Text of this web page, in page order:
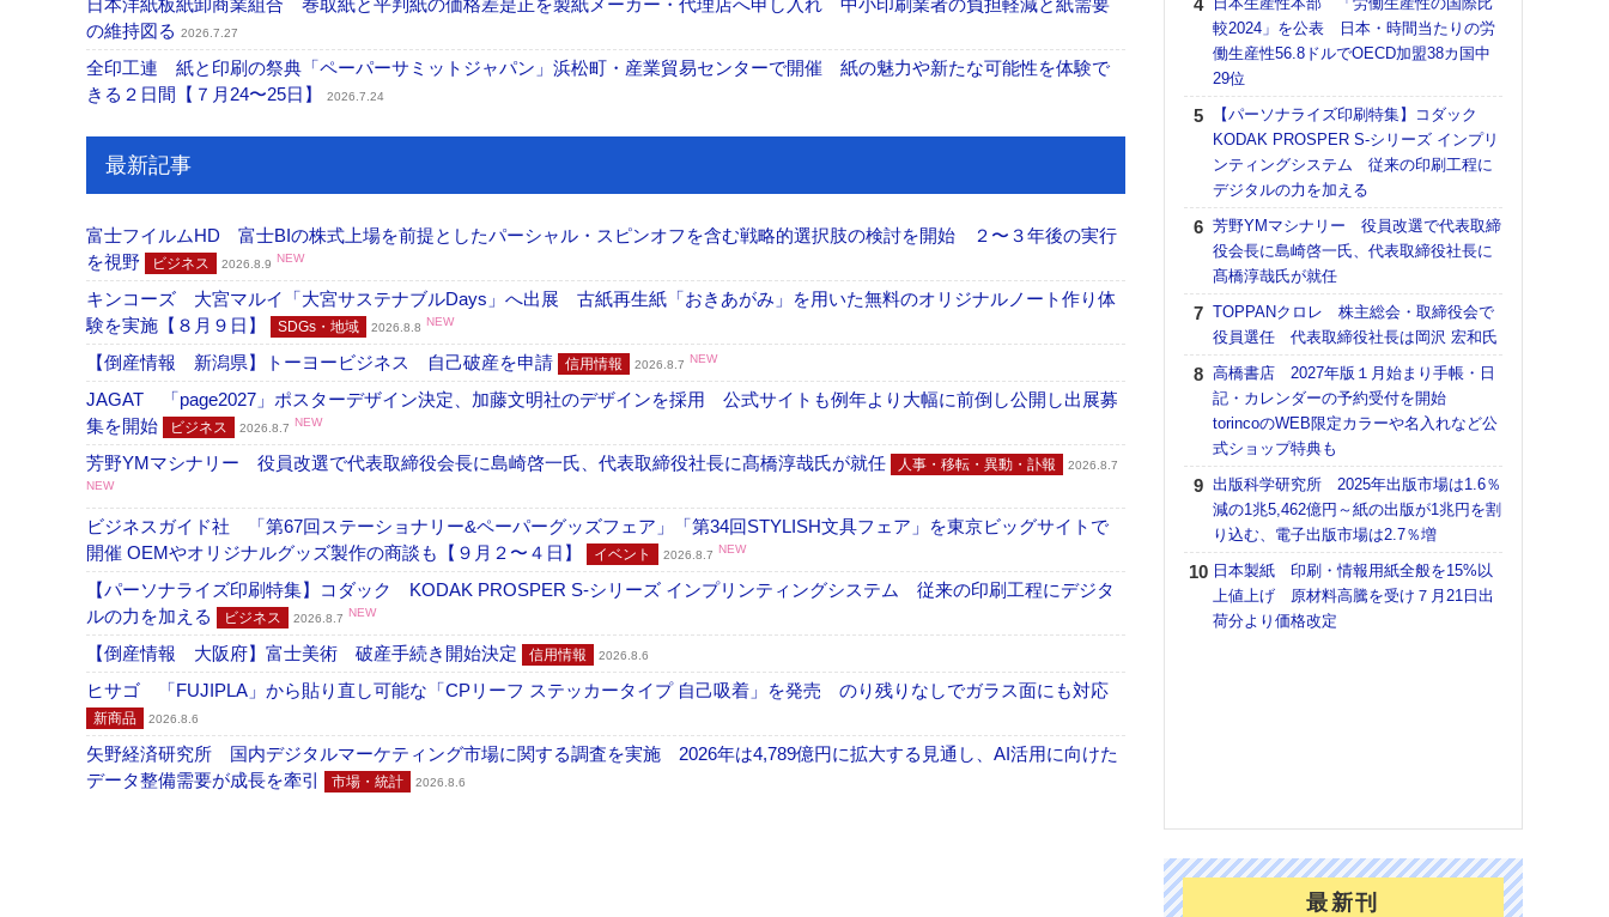
日本洋紙板紙卸商業組合 巻取紙と平判紙の価格差是正を製紙メーカー・代理店へ申し入れ 中小印刷業者の負担軽減と紙需要
の維持図る 2026.7.27
全印工連 紙と印刷の祭典「ペーパーサミットジャパン」浜松町・産業貿易センターで開催 紙の魅力や新たな可能性を体験で
きる２日間【７月24〜25日】
2026.7.24
最新記事
富士フイルムHD 富士BIの株式上場を前提としたパーシャル・スピンオフを含む戦略的選択肢の検討を開始 ２〜３年後の実行
を視野
ビジネス 2026.8.9 NEW
キンコーズ 大宮マルイ「大宮サステナブルDays」へ出展 古紙再生紙「おきあがみ」を用いた無料のオリジナルノート作り体
験を実施【８月９日】
SDGs・地域 2026.8.8 NEW
【倒産情報 新潟県】トーヨービジネス 自己破産を申請 信用情報 2026.8.7 NEW
JAGAT 「page2027」ポスターデザイン決定、加藤文明社のデザインを採用 公式サイトも例年より大幅に前倒し公開し出展募
集を開始
ビジネス 2026.8.7 NEW
芳野YMマシナリー 役員改選で代表取締役会長に島崎啓一氏、代表取締役社長に髙橋淳哉氏が就任 人事・移転・異動・訃報
2026.8.7
NEW
ビジネスガイド社 「第67回ステーショナリー&ペーパーグッズフェア」「第34回STYLISH文具フェア」を東京ビッグサイトで
開催 OEMやオリジナルグッズ製作の商談も【９月２〜４日】
イベント 2026.8.7 NEW
【パーソナライズ印刷特集】コダック KODAK PROSPER S-シリーズ インプリンティングシステム 従来の印刷工程にデジタ
ルの力を加える
ビジネス 2026.8.7 NEW
【倒産情報 大阪府】富士美術 破産手続き開始決定 信用情報 2026.8.6
ヒサゴ 「FUJIPLA」から貼り直し可能な「CPリーフ ステッカータイプ 自己吸着」を発売 のり残りなしでガラス面にも対応
新商品 2026.8.6
矢野経済研究所 国内デジタルマーケティング市場に関する調査を実施 2026年は4,789億円に拡大する見通し、AI活用に向けた
データ整備需要が成長を牽引
市場・統計 2026.8.6
較2024」を公表 日本・時間当たりの労
働生産性56.8ドルでOECD加盟38カ国中
29位
【パーソナライズ印刷特集】コダック
KODAK PROSPER S-シリーズ インプリ
ンティングシステム 従来の印刷工程に
デジタルの力を加える
芳野YMマシナリー 役員改選で代表取締
役会長に島崎啓一氏、代表取締役社長に
髙橋淳哉氏が就任
TOPPANクロレ 株主総会・取締役会で
役員選任 代表取締役社長は岡沢 宏和氏
高橋書店 2027年版１月始まり手帳・日
記・カレンダーの予約受付を開始
torincoのWEB限定カラーや名入れなど公
式ショップ特典も
出版科学研究所 2025年出版市場は1.6％
減の1兆5,462億円～紙の出版が1兆円を割
り込む、電子出版市場は2.7％増
日本製紙 印刷・情報用紙全般を15%以
上値上げ 原材料高騰を受け７月21日出
荷分より価格改定
最新刊